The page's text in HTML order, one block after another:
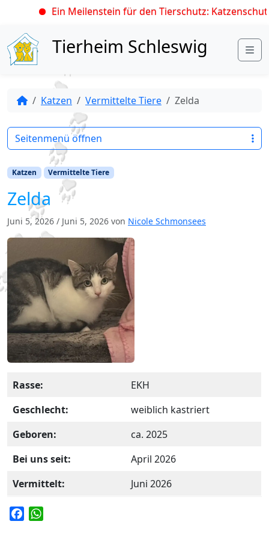
Ein Meilenstein für den Tierschutz:
Skip to content
Tierheim Schleswig
Katzen Vermittelte Tiere Zelda
Katzen Vermittelte Tiere
Zelda
Juni 5, 2026 / Juni 5, 2026 von Nicole Schmonsees
Rasse:
EKH
Geschlecht:
weiblich kastriert
Geboren:
ca. 2025
Bei uns seit:
April 2026
Vermittelt:
Juni 2026
Seitenmenü öffnen